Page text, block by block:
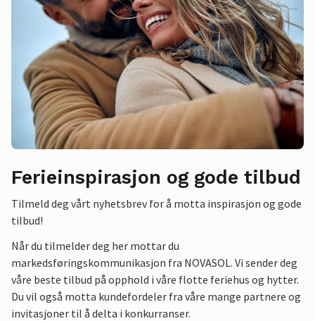
Ferieinspirasjon og gode tilbud
Tilmeld deg vårt nyhetsbrev for å motta inspirasjon og gode
tilbud!
Når du tilmelder deg her mottar du
markedsføringskommunikasjon fra NOVASOL. Vi sender deg
våre beste tilbud på opphold i våre flotte feriehus og hytter.
Du vil også motta kundefordeler fra våre mange partnere og
invitasjoner til å delta i konkurranser.